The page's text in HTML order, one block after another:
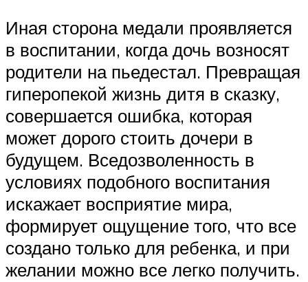
Иная сторона медали проявляется
в воспитании, когда дочь возносят
родители на пьедестал. Превращая
гиперопекой жизнь дитя в сказку,
совершается ошибка, которая
может дорого стоить дочери в
будущем. Вседозволенность в
условиях подобного воспитания
искажает восприятие мира,
формирует ощущение того, что все
создано только для ребенка, и при
желании можно все легко получить.